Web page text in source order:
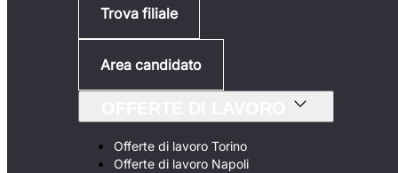
Trova filiale
Area candidato
Offerte di lavoro Torino
Offerte di lavoro Napoli